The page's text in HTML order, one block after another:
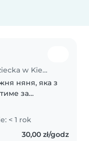
Opiekunka do dziecka w Kielce
няня, яка з
за
я маю
навички, які
розвиваюча
< 1 rok
30,00 zł/godz